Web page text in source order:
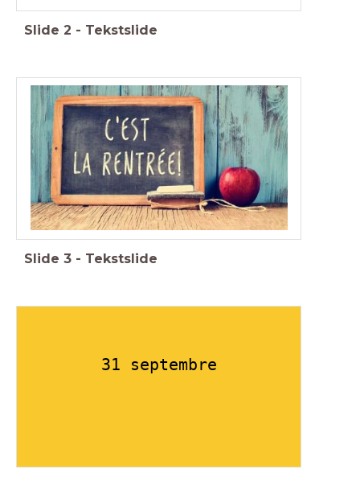
Slide 2 - Tekstslide
Slide 3 - Tekstslide
31 septembre